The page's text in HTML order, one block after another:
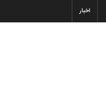
اخبار